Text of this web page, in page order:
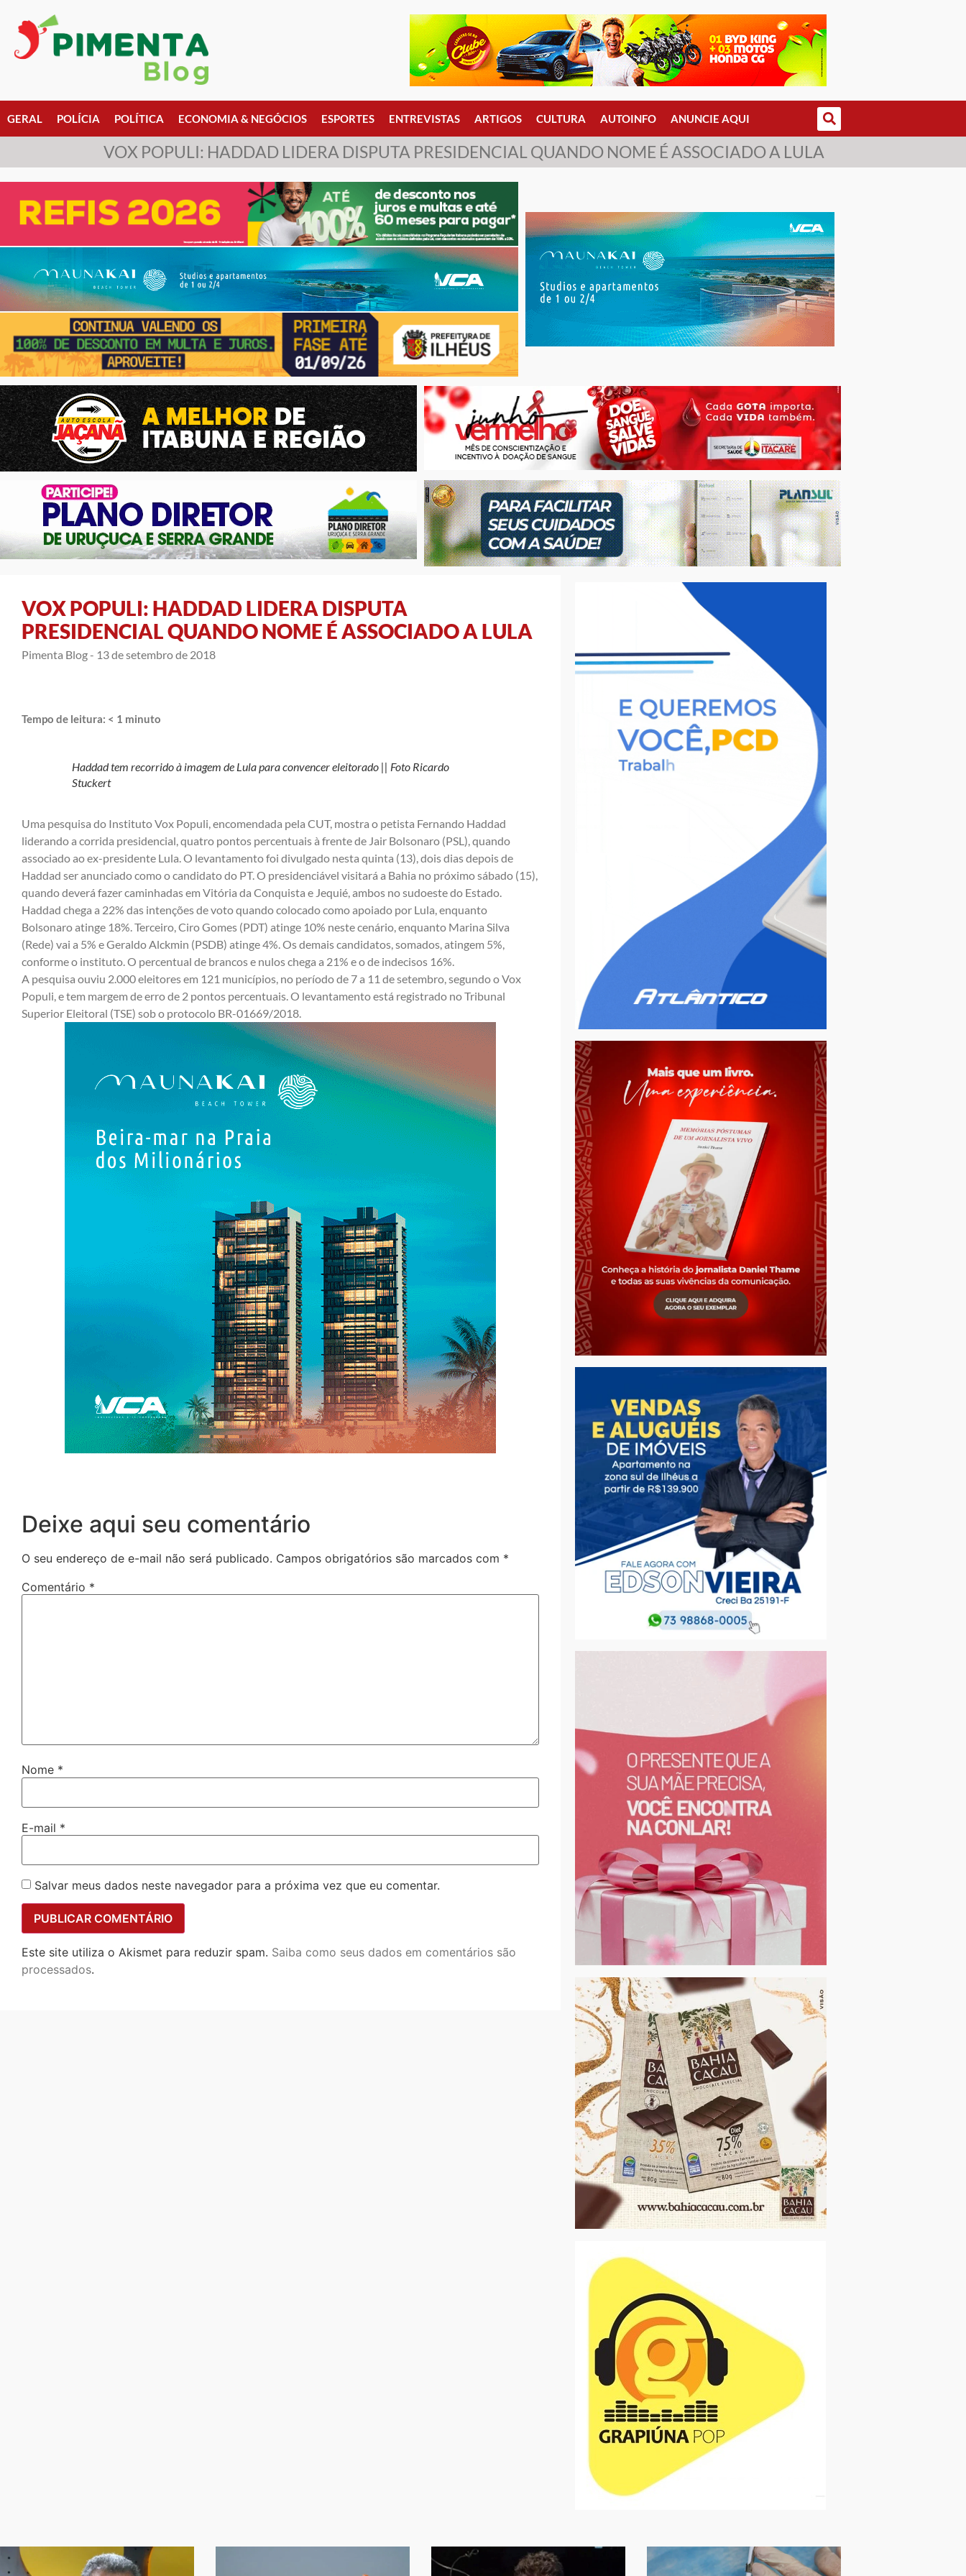
GERAL POLÍCIA POLÍTICA ECONOMIA & NEGÓCIOS ESPORTES ENTREVISTAS ARTIGOS CULTURA AUTOINFO ANUNCIE AQUI
VOX POPULI: HADDAD LIDERA DISPUTA PRESIDENCIAL QUANDO NOME É ASSOCIADO A LULA
VOX POPULI: HADDAD LIDERA DISPUTA
PRESIDENCIAL QUANDO NOME É ASSOCIADO A LULA
Pimenta Blog - 13 de setembro de 2018
Tempo de leitura: < 1 minuto
Haddad tem recorrido à imagem de Lula para convencer eleitorado || Foto Ricardo
Stuckert
Uma pesquisa do Instituto Vox Populi, encomendada pela CUT, mostra o petista Fernando Haddad
liderando a corrida presidencial, quatro pontos percentuais à frente de Jair Bolsonaro (PSL), quando
associado ao ex-presidente Lula. O levantamento foi divulgado nesta quinta (13), dois dias depois de
Haddad ser anunciado como o candidato do PT. O presidenciável visitará a Bahia no próximo sábado (15),
quando deverá fazer caminhadas em Vitória da Conquista e Jequié, ambos no sudoeste do Estado.
Haddad chega a 22% das intenções de voto quando colocado como apoiado por Lula, enquanto
Bolsonaro atinge 18%. Terceiro, Ciro Gomes (PDT) atinge 10% neste cenário, enquanto Marina Silva
(Rede) vai a 5% e Geraldo Alckmin (PSDB) atinge 4%. Os demais candidatos, somados, atingem 5%,
conforme o instituto. O percentual de brancos e nulos chega a 21% e o de indecisos 16%.
A pesquisa ouviu 2.000 eleitores em 121 municípios, no período de 7 a 11 de setembro, segundo o Vox
Populi, e tem margem de erro de 2 pontos percentuais. O levantamento está registrado no Tribunal
Superior Eleitoral (TSE) sob o protocolo BR-01669/2018.
Deixe aqui seu comentário
O seu endereço de e-mail não será publicado. Campos obrigatórios são marcados com *
Comentário *
Nome *
E-mail *
Salvar meus dados neste navegador para a próxima vez que eu comentar.
Este site utiliza o Akismet para reduzir spam. Saiba como seus dados em comentários são
processados.